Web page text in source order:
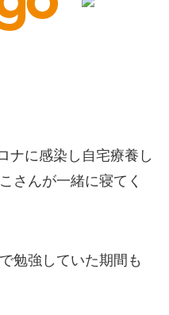
ナに感染し自宅療養し
さんが一緒に寝てく
勉強していた期間も